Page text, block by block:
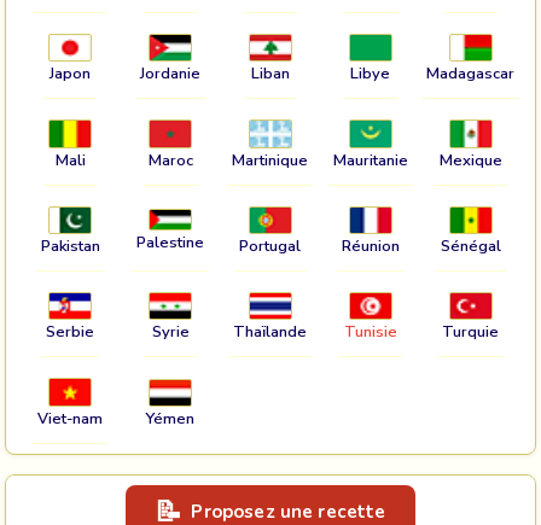
Japon Jordanie Liban Libye Madagascar
Mali Maroc Martinique Mauritanie Mexique
Pakistan Palestine Portugal Réunion Sénégal
Serbie Syrie Thaïlande Tunisie Turquie
Viet-nam Yémen
Proposez une recette